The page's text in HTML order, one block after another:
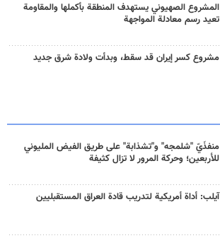
المشروع الصهيوني يستهدف المنطقة بأكملها والمقاومة
تعيد رسم معادلة المواجهة
مشروع كسر إيران قد سقط، وبدأت ولادة شرق جديد
منفذَيّ "شلمجه" و"تشذابة" على طريق الفيض المليوني
للأربعين؛ وحركة المرور لا تزال كثيفة
آيلب: أداة أمريكية لتدريب قادة العراق المستقبليين